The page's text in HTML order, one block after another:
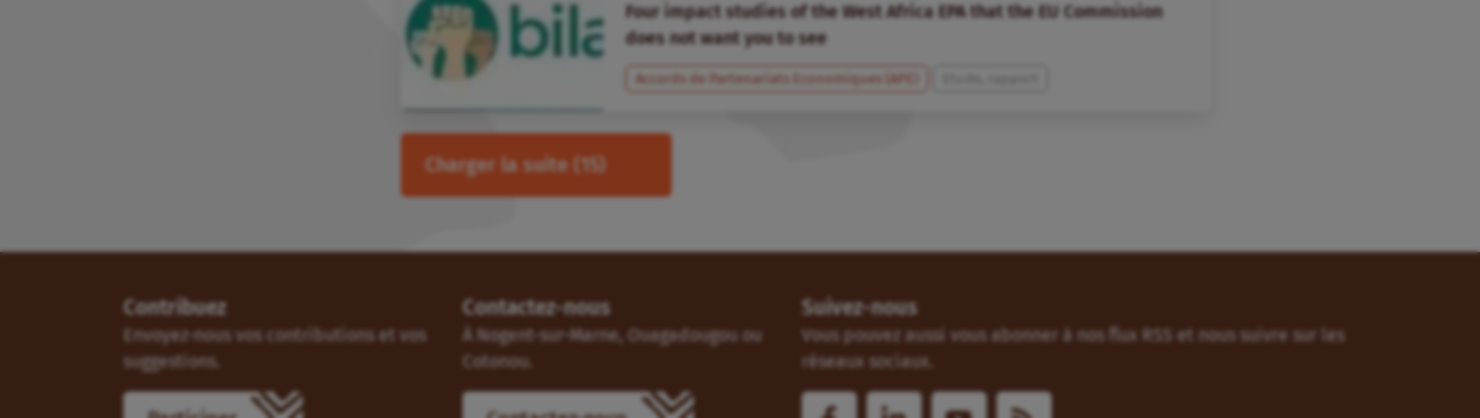
Four impact studies of the West Africa EPA that the EU Commission
does not want you to see
Accords de Partenariats Economiques (APE)
Charger la suite (15)
Contribuez
Envoyez-nous vos contributions et vos
suggestions.
Contactez-nous
À Nogent-sur-Marne, Ouagadougou ou
Cotonou.
Suivez-nous
Vous pouvez aussi vous abonner à nos flux RSS et nous suivre sur les
réseaux sociaux.